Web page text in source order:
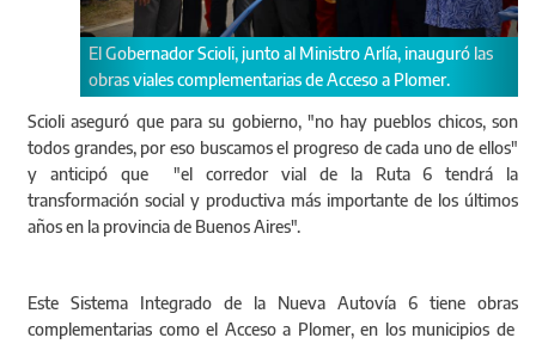
Scioli, junto al Ministro Arlía, inauguró las
de Acceso a Plomer.
Scioli y Arlía junto a
atraviesan la traza de la
Scioli aseguró que para su gobierno, "no hay pueblos chicos, son
todos grandes, por eso buscamos el progreso de cada uno de ellos"
y anticipó que "el corredor vial de la Ruta 6 tendrá la
transformación social y productiva más importante de los últimos
años en la provincia de Buenos Aires".
Este Sistema Integrado de la Nueva Autovía 6 tiene obras
complementarias como el Acceso a Plomer, en los municipios de